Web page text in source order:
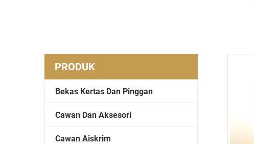
PRODUK
Bekas Kertas Dan Pinggan
Cawan Dan Aksesori
Cawan Aiskrim